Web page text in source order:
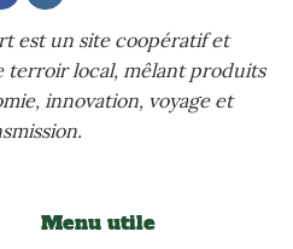
est un site coopératif et
terroir local, mêlant produits
innovation, voyage et
Menu utile